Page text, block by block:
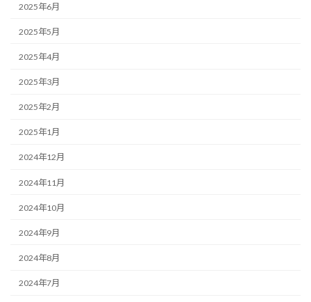
2025年6月
2025年5月
2025年4月
2025年3月
2025年2月
2025年1月
2024年12月
2024年11月
2024年10月
2024年9月
2024年8月
2024年7月